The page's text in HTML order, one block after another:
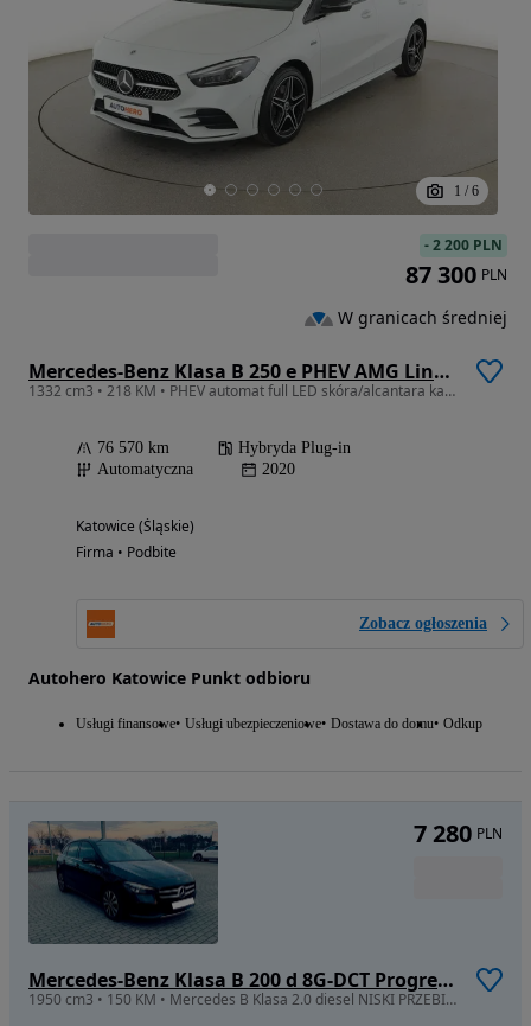
1 / 6
Mercedes-Benz Klasa B 250 e PHEV AMG Line 8G-DCT
1332 cm3 • 218 KM • PHEV automat full LED skóra/alcantara kamera i czujniki parkowania grz
76 570 km
Hybryda Plug-in
Automatyczna
2020
Katowice (Śląskie)
Firma • Podbite
Zobacz ogłoszenia
Autohero Katowice Punkt odbioru
Usługi finansowe Usługi ubezpieczeniowe Dostawa do domu Odkup
-2 200 PLN
87 300 PLN
W granicach średniej
Mercedes-Benz Klasa B 200 d 8G-DCT Progressive
1950 cm3 • 150 KM • Mercedes B Klasa 2.0 diesel NISKI PRZEBIEG
7 280 PLN